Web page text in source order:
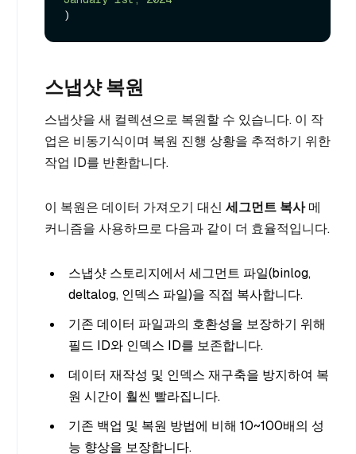
스냅샷 복원
스냅샷을 새 컬렉션으로 복원할 수 있습니다. 이 작
업은 비동기식이며 복원 진행 상황을 추적하기 위한
작업 ID를 반환합니다.
이 복원은 데이터 가져오기 대신 세그먼트 복사메
커니즘을 사용하므로 다음과 같이 더 효율적입니다.
스냅샷 스토리지에서 세그먼트 파일(binlog,
deltalog, 인덱스 파일)을 직접 복사합니다.
기존 데이터 파일과의 호환성을 보장하기 위해
필드 ID와 인덱스 ID를 보존합니다.
데이터 재작성 및 인덱스 재구축을 방지하여 복
원 시간이 훨씬 빨라집니다.
기존 백업 및 복원 방법에 비해 10~100배의 성
능 향상을 보장합니다.